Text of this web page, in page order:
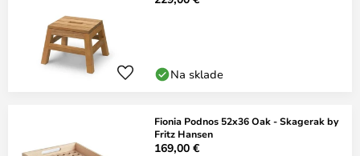
Na sklade
Fionia Podnos 52x36 Oak - Skagerak by
Fritz Hansen
169,00 €